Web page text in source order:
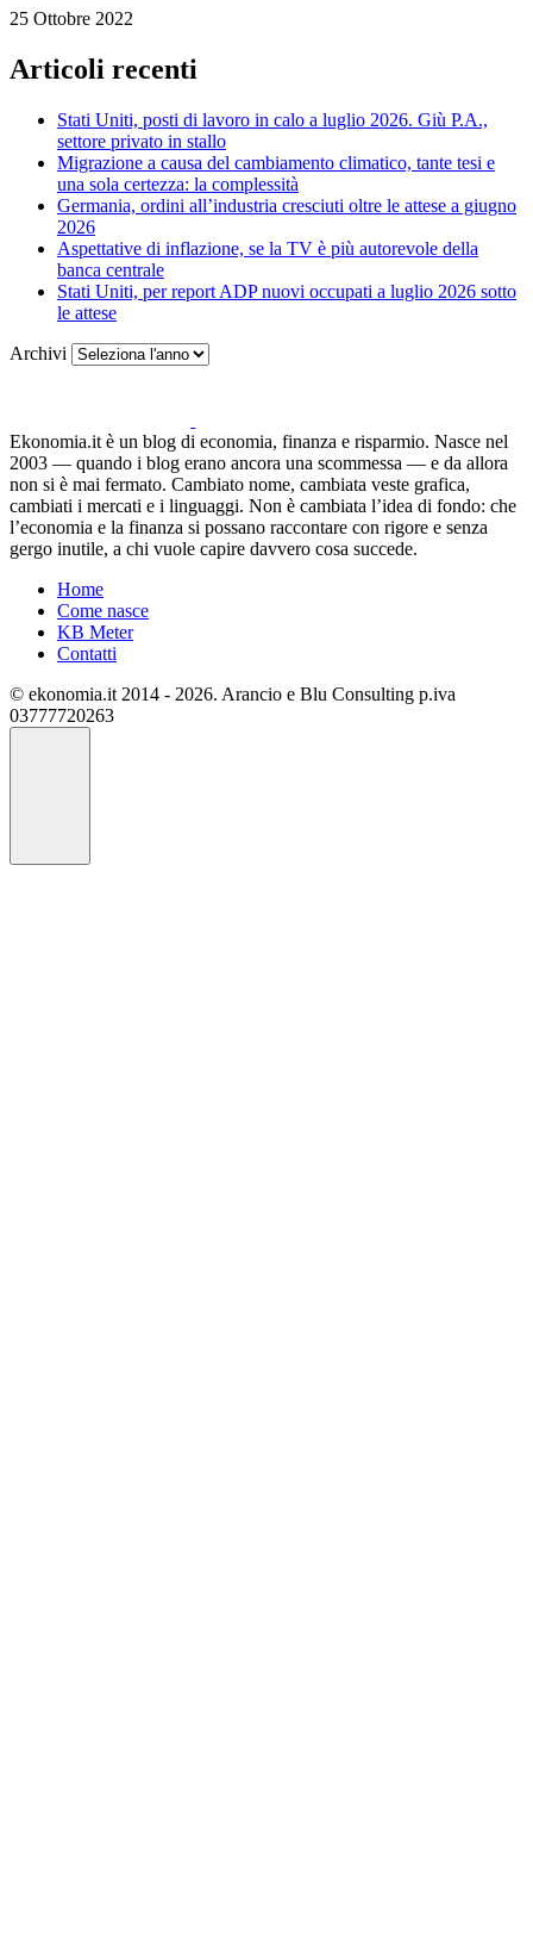
25 Ottobre 2022
Articoli recenti
Stati Uniti, posti di lavoro in calo a luglio 2026. Giù P.A.,
settore privato in stallo
Migrazione a causa del cambiamento climatico, tante tesi e
una sola certezza: la complessità
Germania, ordini all’industria cresciuti oltre le attese a giugno
2026
Aspettative di inflazione, se la TV è più autorevole della
banca centrale
Stati Uniti, per report ADP nuovi occupati a luglio 2026 sotto
le attese
Archivi
Ekonomia.it è un blog di economia, finanza e risparmio. Nasce nel
2003 — quando i blog erano ancora una scommessa — e da allora
non si è mai fermato. Cambiato nome, cambiata veste grafica,
cambiati i mercati e i linguaggi. Non è cambiata l’idea di fondo: che
l’economia e la finanza si possano raccontare con rigore e senza
gergo inutile, a chi vuole capire davvero cosa succede.
Home
Come nasce
KB Meter
Contatti
© ekonomia.it 2014 - 2026. Arancio e Blu Consulting p.iva
03777720263